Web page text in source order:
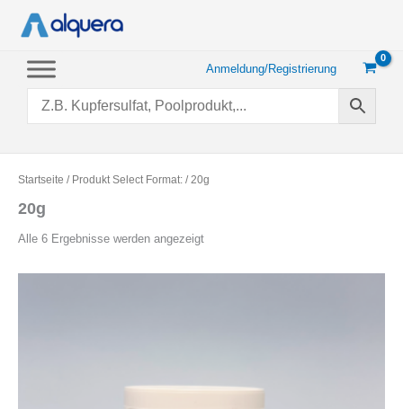
Inhalt
Anmeldung/Registrierung
Startseite / Produkt Select Format: / 20g
20g
Alle 6 Ergebnisse werden angezeigtNach